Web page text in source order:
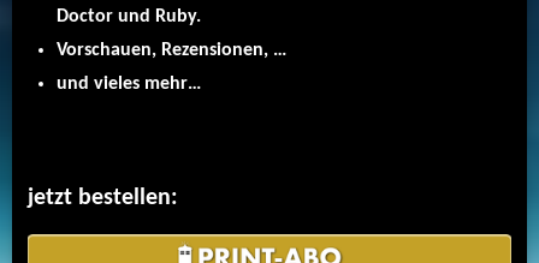
Doctor und Ruby.
Vorschauen, Rezensionen, …
und vieles mehr…
jetzt bestellen: